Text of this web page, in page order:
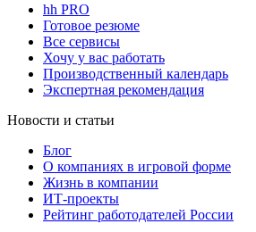
hh PRO
Готовое резюме
Все сервисы
Хочу у вас работать
Производственный календарь
Экспертная рекомендация
Новости и статьи
Блог
О компаниях в игровой форме
Жизнь в компании
ИТ-проекты
Рейтинг работодателей России